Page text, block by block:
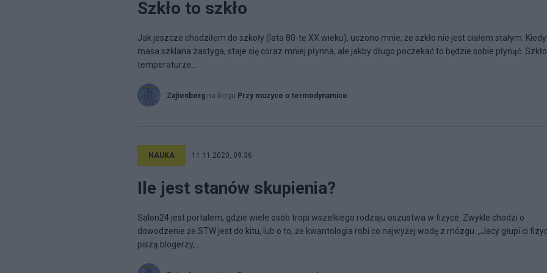
Szkło to szkło
Jak jeszcze chodziłem do szkoły (lata 80-te XX wieku), uczono mnie, że szkło nie jest ciałem stałym. Kiedy
masa szklana zastyga, staje się coraz mniej płynna, ale jakby długo poczekać to będzie sobie płynąć.
temperaturze...
Zajtenberg na blogu Przy muzyce o termodynamice
NAUKA 11.11.2020, 09:36
Ile jest stanów skupienia?
Salon24 jest portalem, gdzie wiele osób tropi wszelkiego rodzaju oszustwa w fizyce. Zwykle chodzi o
dowodzenie że STW jest do kitu, lub o to, że kwantologia robi co najwyżej wodę z mózgu. „Jacy głupi ci
piszą blogerzy,...